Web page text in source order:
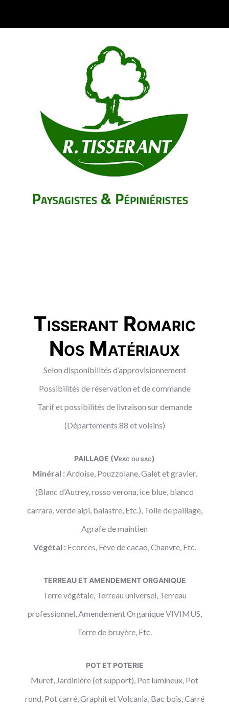
Tisserant Romaric
Nos Matériaux
Selon disponibilités d’approvisionnement
Possibilités de réservation et de commande
Tarif et possibilités de livraison sur demande
(Départements 88 et voisins)
PAILLAGE (Vrac ou sac)
Minéral :Ardoise, Pouzzolane, Galet et gravier,
(Blanc d’Autrey, rosso verona, ice blue, bianco
carrara, verde alpi, balastre, Etc.), Toile de paillage,
Agrafe de maintien
Végétal :Ecorces, Fève de cacao, Chanvre, Etc.
TERREAU ET AMENDEMENT ORGANIQUE
Terre végétale, Terreau universel, Terreau
professionnel, Amendement Organique VIVIMUS,
Terre de bruyère, Etc.
POT ET POTERIE
Muret, Jardinière (et support), Pot lumineux, Pot
rond, Pot carré, Graphit et Volcania, Bac bois, Carré